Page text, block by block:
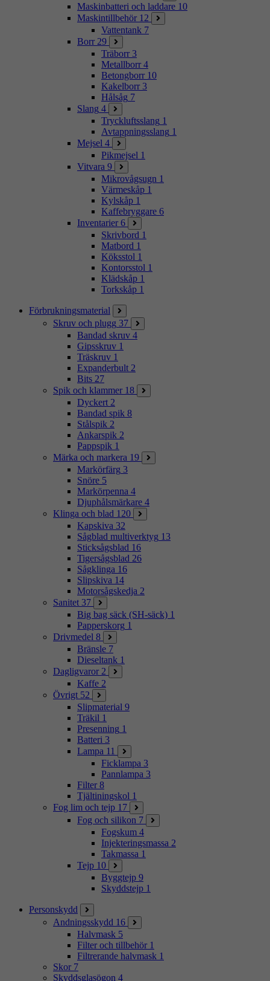
Maskinbatteri och laddare 10
Maskintillbehör 12
Vattentank 7
Borr 29
Träborr 3
Metallborr 4
Betongborr 10
Kakelborr 3
Hålsåg 7
Slang 4
Tryckluftsslang 1
Avtappningsslang 1
Mejsel 4
Pikmejsel 1
Vitvara 9
Mikrovågsugn 1
Värmeskåp 1
Kylskåp 1
Kaffebryggare 6
Inventarier 6
Skrivbord 1
Matbord 1
Köksstol 1
Kontorsstol 1
Klädskåp 1
Torkskåp 1
Förbrukningsmaterial
Skruv och plugg 37
Bandad skruv 4
Gipsskruv 1
Träskruv 1
Expanderbult 2
Bits 27
Spik och klammer 18
Dyckert 2
Bandad spik 8
Stålspik 2
Ankarspik 2
Pappspik 1
Märka och markera 19
Markörfärg 3
Snöre 5
Markörpenna 4
Djuphålsmärkare 4
Klinga och blad 120
Kapskiva 32
Sågblad multiverktyg 13
Sticksågsblad 16
Tigersågsblad 26
Sågklinga 16
Slipskiva 14
Motorsågskedja 2
Sanitet 37
Big bag säck (SH-säck) 1
Papperskorg 1
Drivmedel 8
Bränsle 7
Dieseltank 1
Dagligvaror 2
Kaffe 2
Övrigt 52
Slipmaterial 9
Träkil 1
Presenning 1
Batteri 3
Lampa 11
Ficklampa 3
Pannlampa 3
Filter 8
Tjältiningskol 1
Fog lim och tejp 17
Fog och silikon 7
Fogskum 4
Injekteringsmassa 2
Takmassa 1
Tejp 10
Byggtejp 9
Skyddstejp 1
Personskydd
Andningsskydd 16
Halvmask 5
Filter och tillbehör 1
Filtrerande halvmask 1
Skor 7
Skyddsglasögon 4